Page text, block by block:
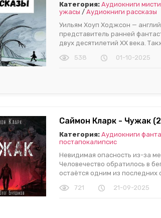
Категория: Аудиокниги
ужасы / Аудиокниги рассказы
Уильям Хоуп Ходжсон —
представитель ранней
двух десятилетий XX века.
538
01-10-2025
Саймон Кларк - Чужак
Категория: Аудиокниги
постапокалипсис
Невидимая опасность из-за
Человечество обратилось в
остаётся одним из последних
721
21-09-2025